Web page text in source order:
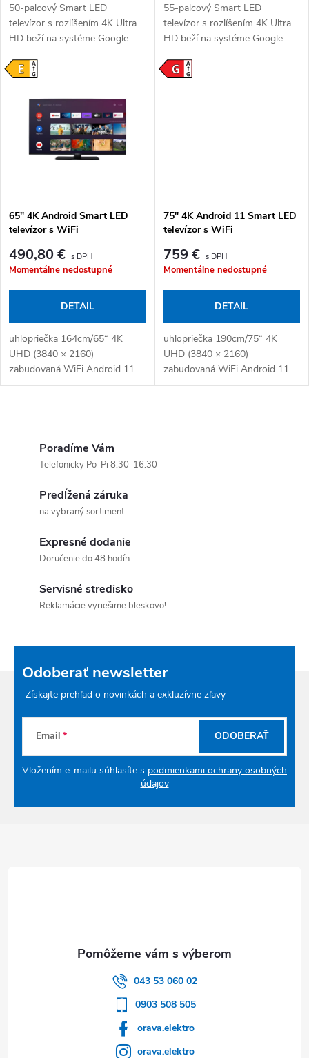
50-palcový Smart LED
televízor s rozlíšením 4K Ultra
HD beží na systéme Google
TV s
vstavaným Chromecastom a
Napájanie...
55-palcový Smart LED
televízor s rozlíšením 4K Ultra
HD beží na systéme Google
TV s
vstavaným Chromecastom a
65" 4K Android Smart LED
televízor s WiFi
490,80 €
Momentálne nedostupné
DETAIL
uhlopriečka 164cm/65“ 4K
UHD (3840 × 2160)
zabudovaná WiFi Android 11
75" 4K Android 11 Smart LED
televízor s WiFi
759 €
Momentálne nedostupné
DETAIL
uhlopriečka 190cm/75“ 4K
UHD (3840 × 2160)
zabudovaná WiFi Android 11
Poradíme Vám
Telefonicky Po-Pi 8:30-16:30
Predĺžená záruka
na vybraný sortiment.
Expresné dodanie
Doručenie do 48 hodín.
Servisné stredisko
Reklamácie vyriešime bleskovo!
Odoberať newsletter
Získajte prehľad o novinkách a exkluzívne zľavy
Email
Vložením e-mailu súhlasíte s podmienkami ochrany osobných
údajov
ODOBERAŤ
043 53 060 02
0903 508 505
orava.elektro
orava.elektro